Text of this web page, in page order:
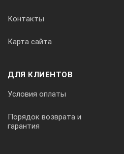
Контакты
Карта сайта
ДЛЯ КЛИЕНТОВ
Условия оплаты
Порядок возврата и
гарантия